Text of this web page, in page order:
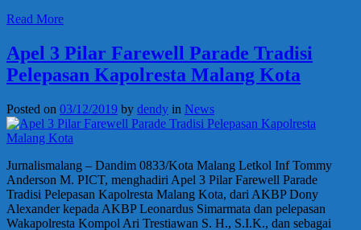
Read More
Apel 3 Pilar Farewell Parade Tradisi
Pelepasan Kapolresta Malang Kota
Posted on 03/12/2019 by dendy in News
Jurnalismalang – Dandim 0833/Kota Malang Letkol Inf Tommy
Anderson M. PICT, menghadiri Apel 3 Pilar Farewell Parade
Tradisi Pelepasan Kapolresta Malang Kota, dari AKBP Dony
Alexander kepada AKBP Leonardus Simarmata dan pelepasan
Wakapolresta Kompol Ari Trestiawan S. H., S.I.K., dan sebagai